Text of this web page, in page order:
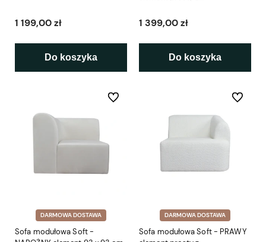
1 199,00 zł
Do koszyka
1 399,00 zł
Do koszyka
DARMOWA DOSTAWA
Sofa modułowa Soft -
Do ulubionych
DARMOWA DOSTAWA
Sofa modułowa Soft - PRAWY
Do